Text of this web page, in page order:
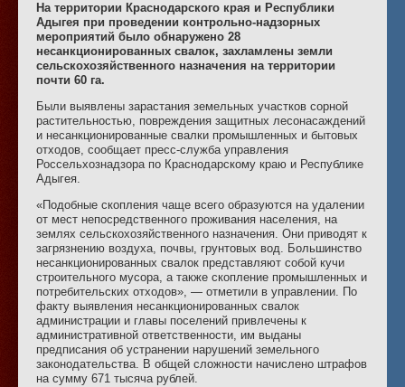
На территории Краснодарского края и Республики
Адыгея при проведении контрольно-надзорных
мероприятий было обнаружено 28
несанкционированных свалок, захламлены земли
сельскохозяйственного назначения на территории
почти 60 га.
Были выявлены зарастания земельных участков сорной
растительностью, повреждения защитных лесонасаждений
и несанкционированные свалки промышленных и бытовых
отходов, сообщает пресс-служба управления
Россельхознадзора по Краснодарскому краю и Республике
Адыгея.
«Подобные скопления чаще всего образуются на удалении
от мест непосредственного проживания населения, на
землях сельскохозяйственного назначения. Они приводят к
загрязнению воздуха, почвы, грунтовых вод. Большинство
несанкционированных свалок представляют собой кучи
строительного мусора, а также скопление промышленных и
потребительских отходов», — отметили в управлении. По
факту выявления несанкционированных свалок
администрации и главы поселений привлечены к
административной ответственности, им выданы
предписания об устранении нарушений земельного
законодательства. В общей сложности начислено штрафов
на сумму 671 тысяча рублей.